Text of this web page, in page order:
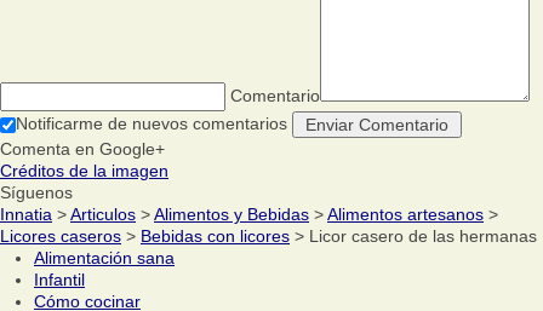
Comentario
Notificarme de nuevos comentarios
Comenta en Google+
Créditos de la imagen
Síguenos
Innatia >Articulos >Alimentos y Bebidas >Alimentos artesanos >
Licores caseros > Bebidas con licores > Licor casero de las hermanas
Alimentación sana
Infantil
Cómo cocinar